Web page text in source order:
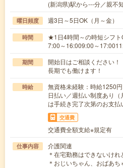
(新潟県)駅から---分／親不
曜日頻度 週3日～5日OK（月～金
時間
★1日4時間～の時短シフ
7:00～16:009:00～
期間
開始日はご相談ください
長期でも働けます！
時給
無資格未経験：時給
日払い／週払い制度あり
は手続き完了次第のお支払
交通費
交通費全額支給※規定有
仕事内容
介護関連
＊在宅勤務はできないけ
＊おじいちゃん、おばあ